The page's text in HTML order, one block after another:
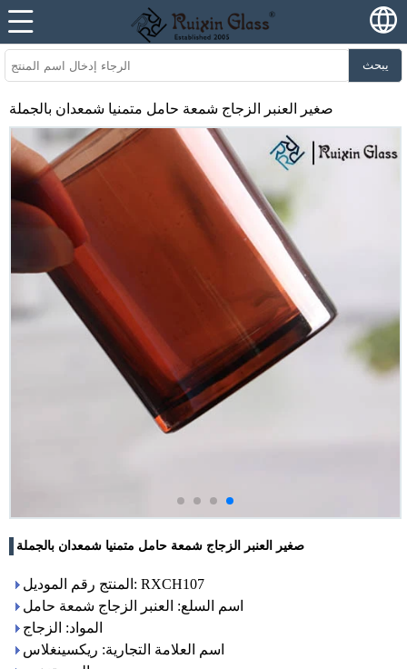
يبحث
صغير العنبر الزجاج شمعة حامل متمنيا شمعدان بالجملة
صغير العنبر الزجاج شمعة حامل متمنيا شمعدان بالجملة
المنتج رقم الموديل: RXCH107
اسم السلع: العنبر الزجاج شمعة حامل
المواد: الزجاج
اسم العلامة التجارية: ريكسينغلاس